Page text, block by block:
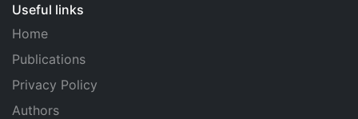
Useful links
Home
Publications
Privacy Policy
Authors